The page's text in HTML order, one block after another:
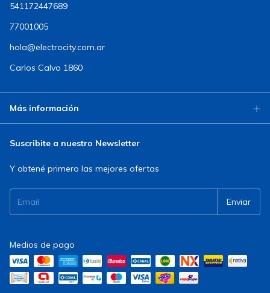
541172447689
77001005
hola@electrocity.com.ar
Carlos Calvo 1860
Más información
Suscribite a nuestro Newsletter
Y obtené primero las mejores ofertas
Medios de pago